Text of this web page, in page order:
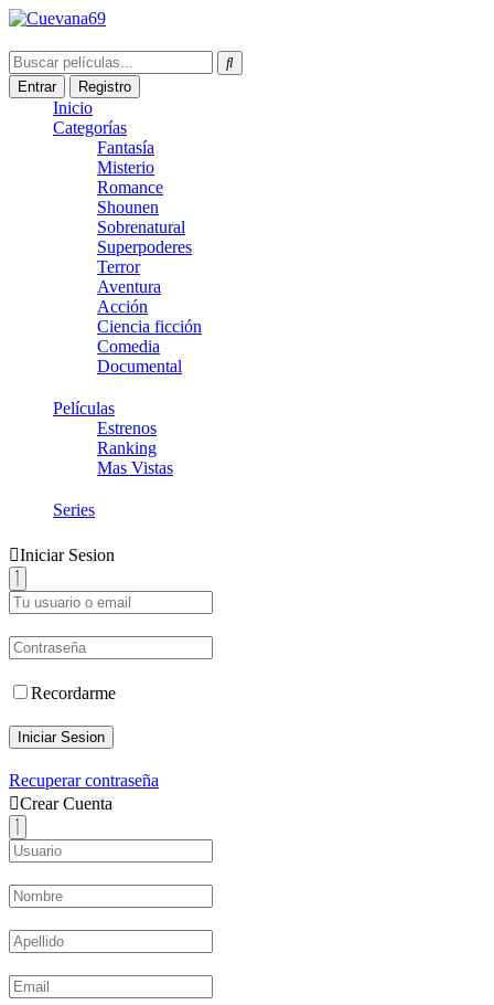
Entrar Registro
Inicio
Categorías
Fantasía
Misterio
Romance
Shounen
Sobrenatural
Superpoderes
Terror
Aventura
Acción
Ciencia ficción
Comedia
Documental
Películas
Estrenos
Ranking
Mas Vistas
Series
Iniciar Sesion
Recordarme
Iniciar Sesion
Recuperar contraseña
Crear Cuenta